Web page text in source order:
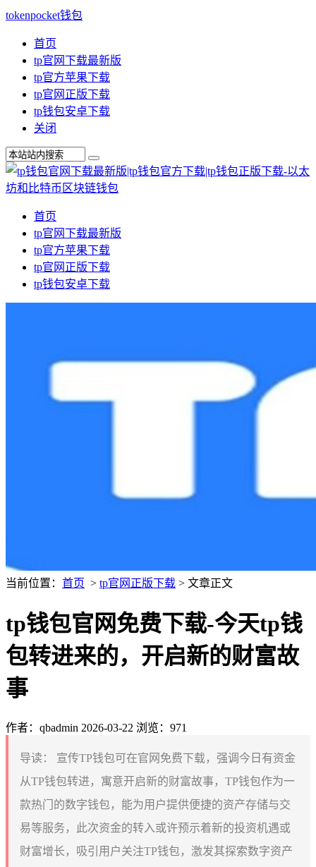
tokenpocket钱包
首页
tp官网下载最新版
tp官方苹果下载
tp官网正版下载
tp钱包安卓下载
关闭
首页
tp官网下载最新版
tp官方苹果下载
tp官网正版下载
tp钱包安卓下载
当前位置： 首页 > tp官网正版下载 > 文章正文
tp钱包官网免费下载-今天tp钱
包转进来的，开启新的财富故
事
作者：qbadmin 2026-03-22 浏览：971
导读：
宣传TP钱包可在官网免费下载，强调今日有资金
从TP钱包转进，寓意开启新的财富故事，TP钱包作为一
款热门的数字钱包，能为用户提供便捷的资产存储与交
易等服务，此次资金的转入或许预示着新的投资机遇或
财富增长，吸引用户关注TP钱包，激发其探索数字资产